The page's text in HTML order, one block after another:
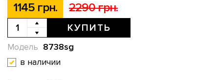
1145 грн. 2290 грн.
КУПИТЬ
8738sg
Модель
в наличии